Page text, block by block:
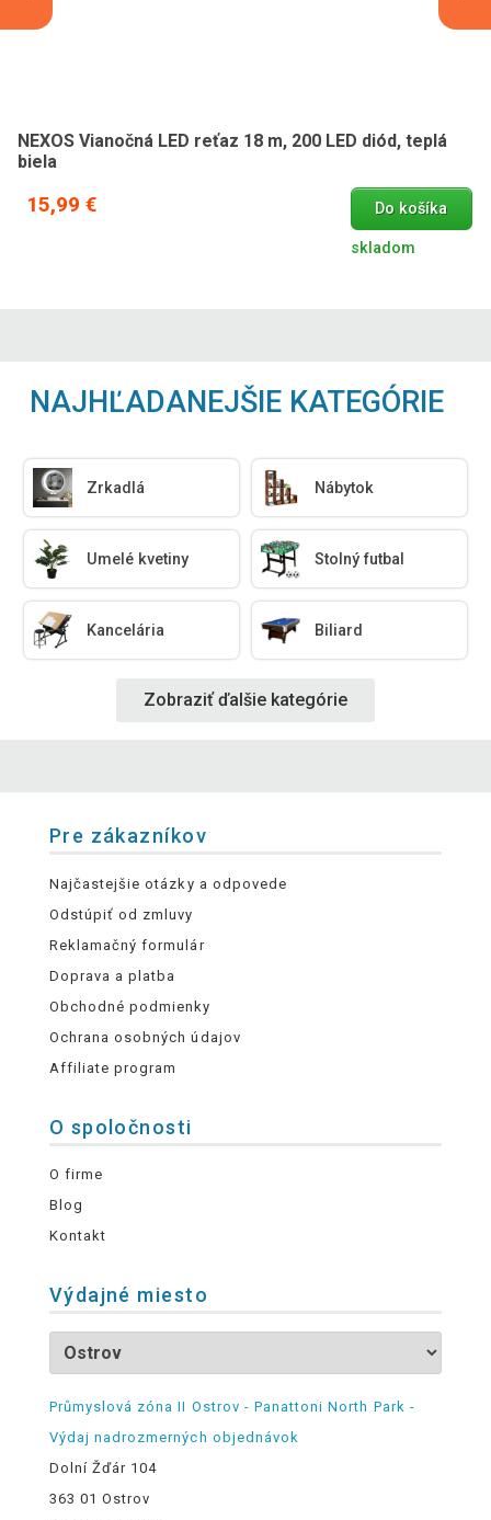
NEXOS Vianočná LED reťaz 18 m, 200 LED diód, teplá
biela
15,99 € Do košíka
skladom
NAJHĽADANEJŠIE KATEGÓRIE
Zrkadlá Nábytok
Umelé kvetiny Stolný futbal
Kancelária Biliard
Zobraziť ďalšie kategórie
Pre zákazníkov
Najčastejšie otázky a odpovede
Odstúpiť od zmluvy
Reklamačný formulár
Doprava a platba
Obchodné podmienky
Ochrana osobných údajov
Affiliate program
O spoločnosti
O firme
Blog
Kontakt
Výdajné miesto
Průmyslová zóna II Ostrov - Panattoni North Park -
Výdaj nadrozmerných objednávok
Dolní Žďár 104
363 01 Ostrov